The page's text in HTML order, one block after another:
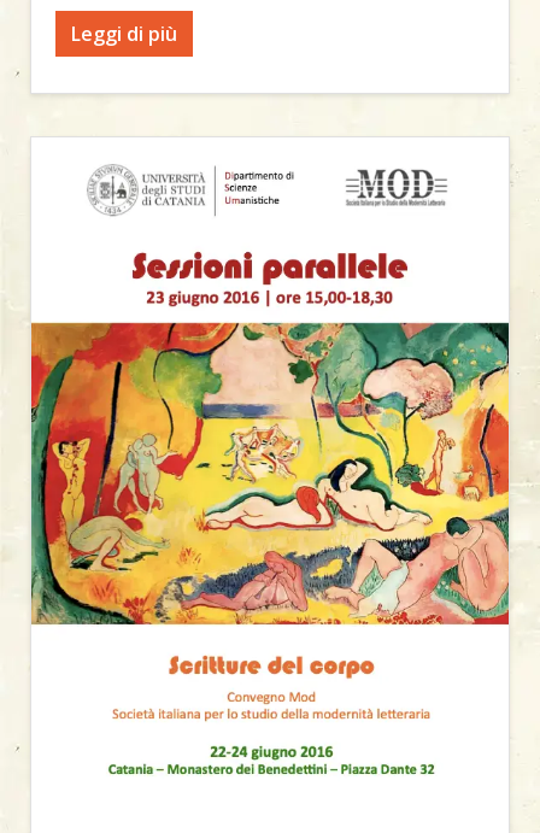
Leggi di più